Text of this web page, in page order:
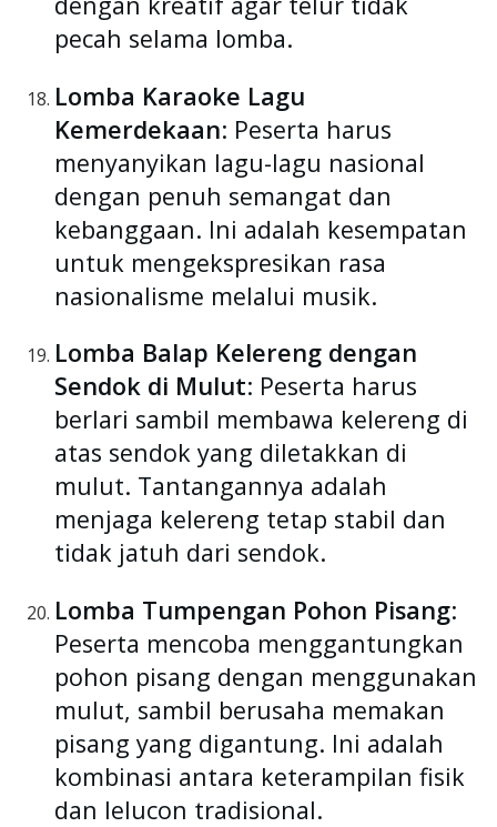
pecah selama lomba.
Lomba Karaoke Lagu
Kemerdekaan: Peserta harus
menyanyikan lagu-lagu nasional
dengan penuh semangat dan
kebanggaan. Ini adalah kesempatan
untuk mengekspresikan rasa
nasionalisme melalui musik.
Lomba Balap Kelereng dengan
Sendok di Mulut: Peserta harus
berlari sambil membawa kelereng di
atas sendok yang diletakkan di
mulut. Tantangannya adalah
menjaga kelereng tetap stabil dan
tidak jatuh dari sendok.
Lomba Tumpengan Pohon Pisang:
Peserta mencoba menggantungkan
pohon pisang dengan menggunakan
mulut, sambil berusaha memakan
pisang yang digantung. Ini adalah
kombinasi antara keterampilan fisik
dan lelucon tradisional.